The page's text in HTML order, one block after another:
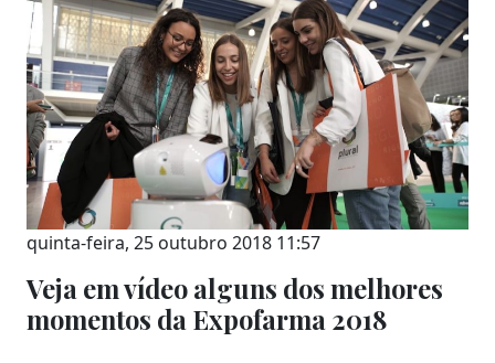
quinta-feira, 25 outubro 2018 11:57
Veja em vídeo alguns dos melhores
momentos da Expofarma 2018